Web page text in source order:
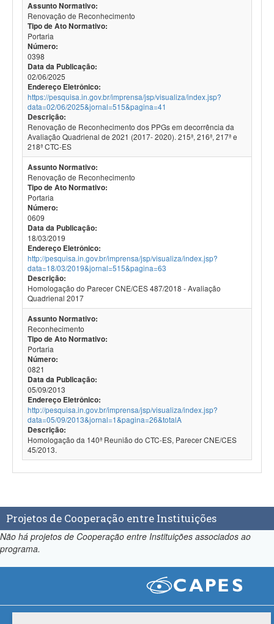
Assunto Normativo:
Renovação de Reconhecimento
Tipo de Ato Normativo:
Portaria
Número:
0398
Data da Publicação:
02/06/2025
Endereço Eletrônico:
https://pesquisa.in.gov.br/imprensa/jsp/visualiza/index.jsp?
data=02/06/2025&jornal=515&pagina=41
Descrição:
Renovação de Reconhecimento dos PPGs em decorrência da
Avaliação Quadrienal de 2021 (2017- 2020). 215ª, 216ª, 217ª e
218ª CTC-ES
Assunto Normativo:
Renovação de Reconhecimento
Tipo de Ato Normativo:
Portaria
Número:
0609
Data da Publicação:
18/03/2019
Endereço Eletrônico:
http://pesquisa.in.gov.br/imprensa/jsp/visualiza/index.jsp?
data=18/03/2019&jornal=515&pagina=63
Descrição:
Homologação do Parecer CNE/CES 487/2018 - Avaliação
Quadrienal 2017
Assunto Normativo:
Reconhecimento
Tipo de Ato Normativo:
Portaria
Número:
0821
Data da Publicação:
05/09/2013
Endereço Eletrônico:
http://pesquisa.in.gov.br/imprensa/jsp/visualiza/index.jsp?
data=05/09/2013&jornal=1&pagina=26&totalA
Descrição:
Homologação da 140ª Reunião do CTC-ES, Parecer CNE/CES
45/2013.
Projetos de Cooperação entre Instituições
Não há projetos de Cooperação entre Instituições associados ao
programa.
Compatibilidade